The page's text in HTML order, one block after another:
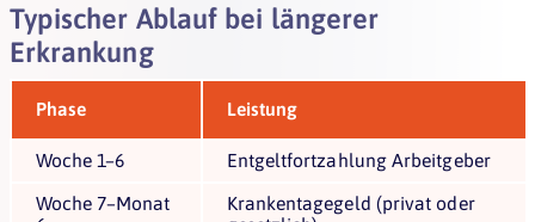
Typischer Ablauf bei längerer
Erkrankung
Phase Leistung
Woche 1–6
Entgeltfortzahlung Arbeitgeber
Woche 7–Monat
Krankentagegeld (privat oder